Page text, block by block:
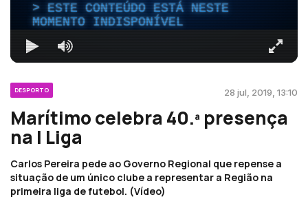
ESTE CONTEÚDO ESTÁ NESTE
MOMENTO INDISPONÍVEL
DESPORTO 28 jul, 2019, 13:10
Marítimo celebra 40.ª presença
na I Liga
Carlos Pereira pede ao Governo Regional que repense a
situação de um único clube a representar a Região na
primeira liga de futebol. (Vídeo)